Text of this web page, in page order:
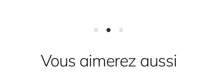
Vous aimerez aussi